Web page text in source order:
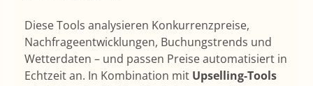
Diese Tools analysieren Konkurrenzpreise,
Nachfrageentwicklungen, Buchungstrends und
Wetterdaten – und passen Preise automatisiert in
Echtzeit an. In Kombination mit Upselling-Tools